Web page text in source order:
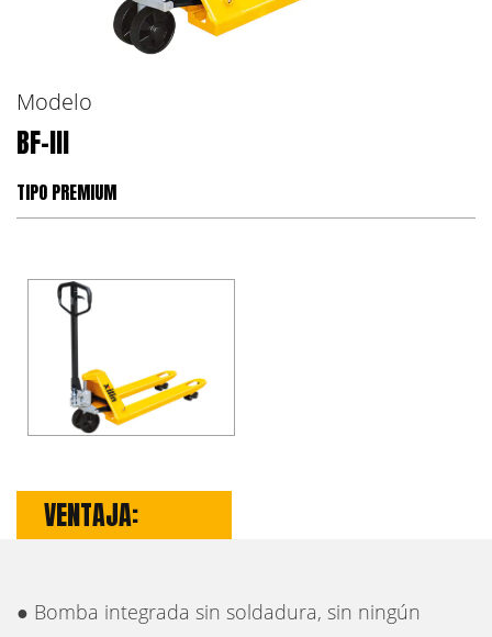
Modelo
BF-III
TIPO PREMIUM
VENTAJA:
● Bomba integrada sin soldadura, sin ningún